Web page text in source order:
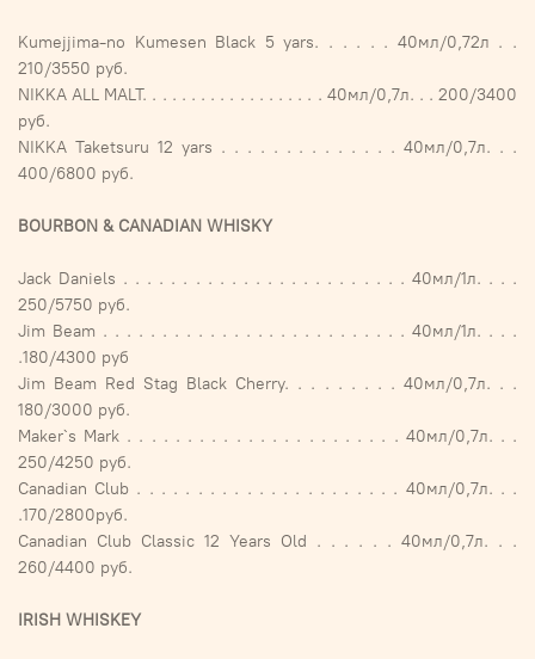
Kumejjima-no Kumesen Black 5 yars. . . . . . 40мл/0,72л . .
210/3550 руб.
NIKKA ALL MALT. . . . . . . . . . . . . . . . . . . 40мл/0,7л. . . 200/3400
руб.
NIKKA Taketsuru 12 yars . . . . . . . . . . . . . . 40мл/0,7л. . .
400/6800 руб.
BOURBON & CANADIAN WHISKY
Jack Daniels . . . . . . . . . . . . . . . . . . . . . . . . 40мл/1л. . . .
250/5750 руб.
Jim Beam . . . . . . . . . . . . . . . . . . . . . . . . . . 40мл/1л. . . .
.180/4300 руб
Jim Beam Red Stag Black Cherry. . . . . . . . . 40мл/0,7л. . .
180/3000 руб.
Maker`s Mark . . . . . . . . . . . . . . . . . . . . . . . 40мл/0,7л. . .
250/4250 руб.
Canadian Club . . . . . . . . . . . . . . . . . . . . . . 40мл/0,7л. . .
.170/2800руб.
Canadian Club Classic 12 Years Old . . . . . . 40мл/0,7л. . .
260/4400 руб.
IRISH WHISKEY